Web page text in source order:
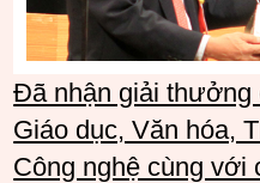
Đã nhận giải
Giáo dục, Văn hóa,
Công nghệ cùng với